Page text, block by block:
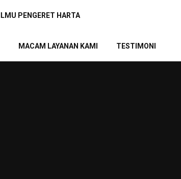
ILMU PENGERET HARTA
MACAM LAYANAN KAMI TESTIMONI